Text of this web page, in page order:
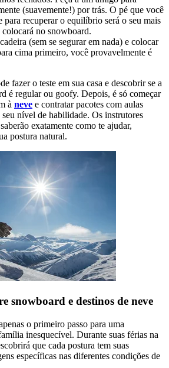
(suavemente!) por trás. O pé que você
para recuperar o equilíbrio será o seu mais
no snowboard.
(sem se segurar em nada) e colocar
cima primeiro, você provavelmente é
fazer o teste em sua casa e descobrir se a
é regular ou goofy. Depois, é só começar
à neve e contratar pacotes com aulas
nível de habilidade. Os instrutores
exatamente como te ajudar,
postura natural.
snowboard e destinos de neve
o primeiro passo para uma
inesquecível. Durante suas férias na
que cada postura tem suas
específicas nas diferentes condições de